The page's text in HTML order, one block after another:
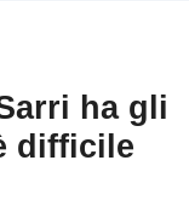
ha gli
difficile